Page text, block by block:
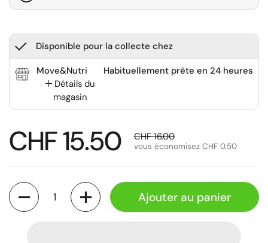
Disponible pour la collecte chez
Move&Nutri
Détails du
magasin
Habituellement prête en 24 heures
CHF 15.50 CHF 16.00
vous économisez CHF 0.50
Quantité
Ajouter au panier